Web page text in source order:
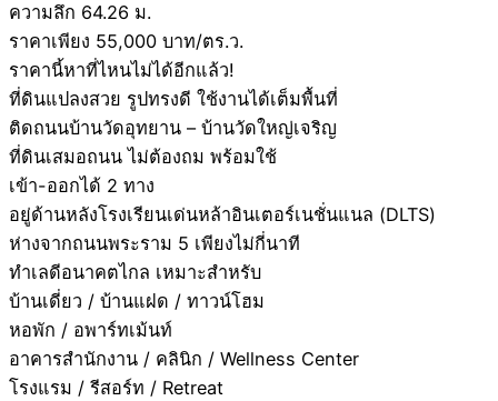
ความลึก 64.26 ม.
ราคาเพียง 55,000 บาท/ตร.ว.
ราคานี้หาที่ไหนไม่ได้อีกแล้ว!
ที่ดินแปลงสวย รูปทรงดี ใช้งานได้เต็มพื้นที่
ติดถนนบ้านวัดอุทยาน – บ้านวัดใหญ่เจริญ
ที่ดินเสมอถนน ไม่ต้องถม พร้อมใช้
เข้า-ออกได้ 2 ทาง
อยู่ด้านหลังโรงเรียนเด่นหล้าอินเตอร์เนชั่นแนล (DLTS)
ห่างจากถนนพระราม 5 เพียงไม่กี่นาที
ทำเลดีอนาคตไกล เหมาะสำหรับ
บ้านเดี่ยว / บ้านแฝด / ทาวน์โฮม
หอพัก / อพาร์ทเม้นท์
อาคารสำนักงาน / คลินิก / Wellness Center
โรงแรม / รีสอร์ท / Retreat